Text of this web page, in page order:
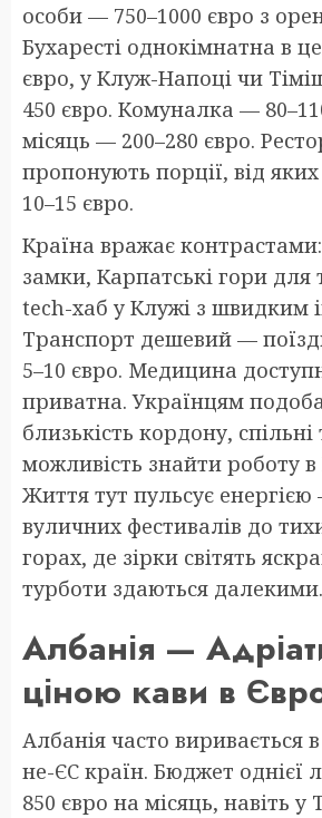
особи — 750–1000 євро з
Бухаресті однокімнатна в
євро, у Клуж-Напоці чи
450 євро. Комуналка —
місяць — 200–280 євро.
пропонують порції, від
10–15 євро.
Країна вражає контрастами:
замки, Карпатські гори для
tech-хаб у Клужі з швидким
Транспорт дешевий —
5–10 євро. Медицина
приватна. Українцям
близькість кордону, спільні
можливість знайти роботу
Життя тут пульсує енергією
вуличних фестивалів до
горах, де зірки світять
турботи здаються далекими.
Албанія —
ціною кави в
Албанія часто виривається
не-ЄС країн. Бюджет однієї
850 євро на місяць, навіть у